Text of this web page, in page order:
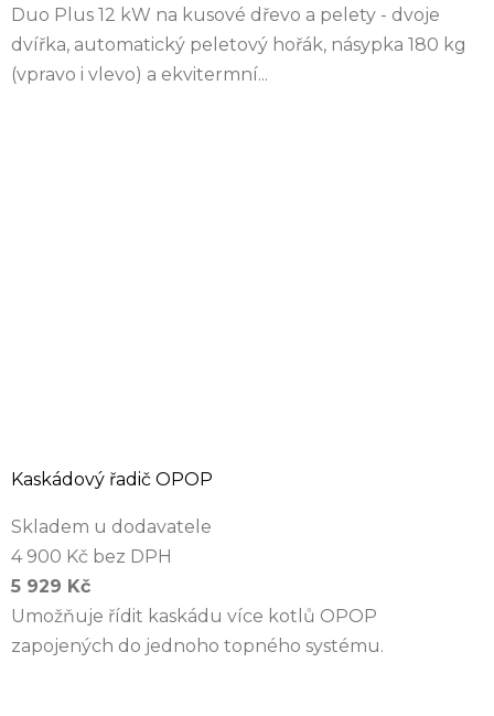
Duo Plus 12 kW na kusové dřevo a pelety - dvoje
dvířka, automatický peletový hořák, násypka 180 kg
(vpravo i vlevo) a ekvitermní...
Kaskádový řadič OPOP
Skladem u dodavatele
4 900 Kč bez DPH
5 929 Kč
Umožňuje řídit kaskádu více kotlů OPOP
zapojených do jednoho topného systému.